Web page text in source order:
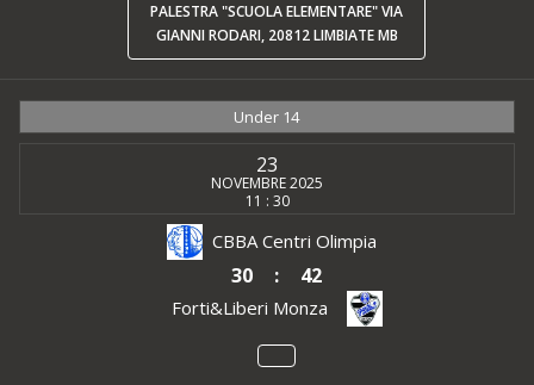
PALESTRA "SCUOLA ELEMENTARE" VIA
GIANNI RODARI, 20812 LIMBIATE MB
Under 14
23
NOVEMBRE 2025
11 : 30
CBBA Centri Olimpia
30 : 42
Forti&Liberi Monza